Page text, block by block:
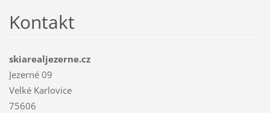
Kontakt
skiarealjezerne.cz
Jezerné 09
Velké Karlovice
75606